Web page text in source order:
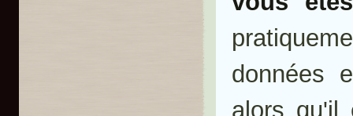
données
alors qu'il